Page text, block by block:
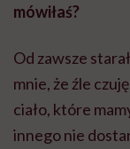
mówiłaś?
Od zawsze
mnie, że źle
ciało, które
innego nie